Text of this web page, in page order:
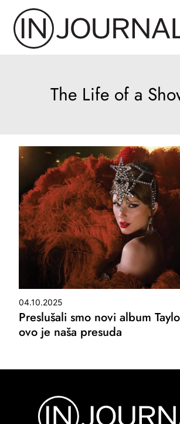
sadržaj
The Life of a
04.10.2025
Preslušali smo novi album
ovo je naša presuda